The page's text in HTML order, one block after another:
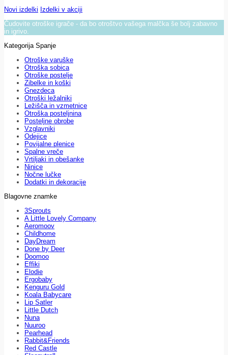
Novi izdelki Izdelki v akciji
Čudovite otroške igrače - da bo otroštvo vašega malčka še bolj zabavno
in igrivo.
Kategorija Spanje
Otroške varuške
Otroška sobica
Otroške postelje
Zibelke in koški
Gnezdeca
Otroški ležalniki
Ležišča in vzmetnice
Otroška posteljnina
Posteljne obrobe
Vzglavniki
Odejice
Povijalne plenice
Spalne vreče
Vrtiljaki in obešanke
Ninice
Nočne lučke
Dodatki in dekoracije
Blagovne znamke
3Sprouts
A Little Lovely Company
Aeromoov
Childhome
DayDream
Done by Deer
Doomoo
Effiki
Elodie
Ergobaby
Kenguru Gold
Koala Babycare
Lip Satler
Little Dutch
Nuna
Nuuroo
Pearhead
Rabbit&Friends
Red Castle